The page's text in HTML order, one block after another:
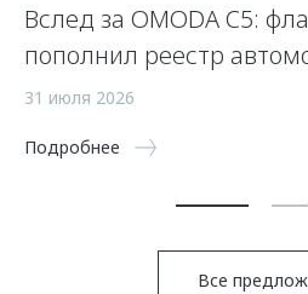
Вслед за OMODA C5:
пополнил реестр
31 июля 2026
Подробнее
Все